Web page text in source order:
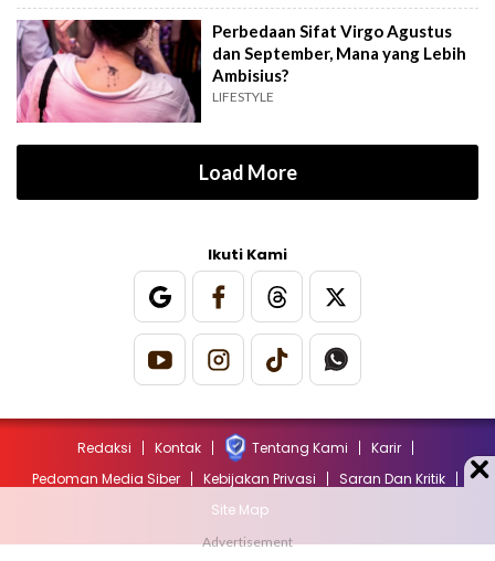
Perbedaan Sifat Virgo Agustus
dan September, Mana yang Lebih
Ambisius?
LIFESTYLE
Load More
Ikuti Kami
Redaksi Kontak Tentang Kami
Karir
Pedoman Media Siber
Kebijakan Privasi
Saran Dan Kritik
Site Map